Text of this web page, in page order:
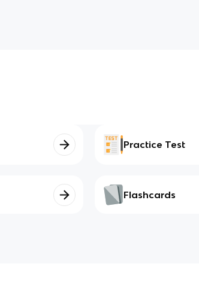
Practice Test
Flashcards